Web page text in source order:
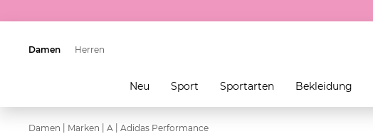
Damen
Neu Sport Sportarten Bekleidung
Herren
Damen Marken A Adidas Performance